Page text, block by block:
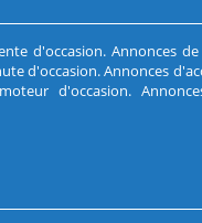
d'occasion. Annonces
d'occasion.Annonces
d'occasion.